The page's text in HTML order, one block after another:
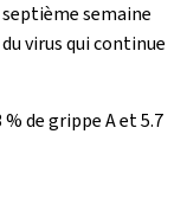
semaine
virus qui continue
de grippe A et 5.7